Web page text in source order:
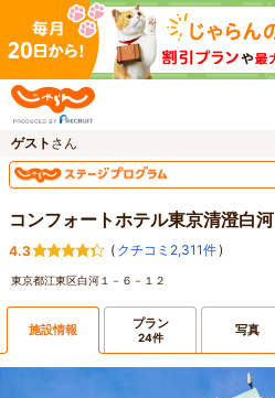
ゲスト さん
コンフォートホテル東京清澄白河
4.3 ( クチコミ2,311件)
東京都江東区白河１－６－１２
施設情報 プラン
24件 写真